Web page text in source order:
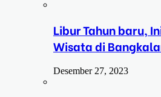
Libur Tahun baru,
Wisata di
Desember 27, 2023